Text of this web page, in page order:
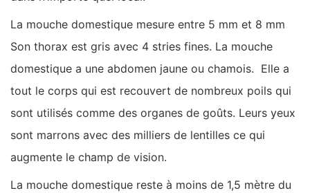
La mouche domestique mesure entre 5 mm et 8 mm
Son thorax est gris avec 4 stries fines. La mouche
domestique a une abdomen jaune ou chamois. Elle a
tout le corps qui est recouvert de nombreux poils qui
sont utilisés comme des organes de goûts. Leurs yeux
sont marrons avec des milliers de lentilles ce qui
augmente le champ de vision.
La mouche domestique reste à moins de 1,5 mètre du